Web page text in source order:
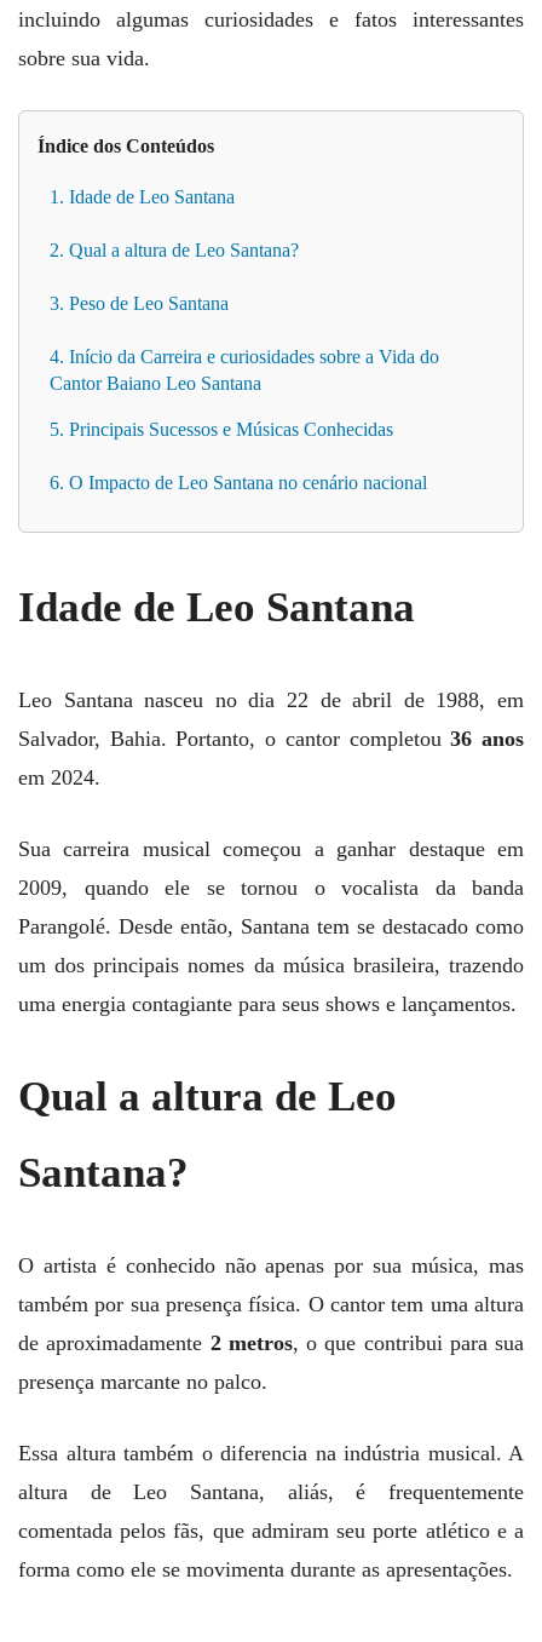
incluindo algumas curiosidades e fatos interessantes
sobre sua vida.
Índice dos Conteúdos
1. Idade de Leo Santana
2. Qual a altura de Leo Santana?
3. Peso de Leo Santana
4. Início da Carreira e curiosidades sobre a Vida do
Cantor Baiano Leo Santana
5. Principais Sucessos e Músicas Conhecidas
6. O Impacto de Leo Santana no cenário nacional
Idade de Leo Santana
Leo Santana nasceu no dia 22 de abril de 1988, em
Salvador, Bahia. Portanto, o cantor completou36 anos
em 2024.
Sua carreira musical começou a ganhar destaque em
2009, quando ele se tornou o vocalista da banda
Parangolé. Desde então, Santana tem se destacado como
um dos principais nomes da música brasileira, trazendo
uma energia contagiante para seus shows e lançamentos.
Qual a altura de Leo
Santana?
O artista é conhecido não apenas por sua música, mas
também por sua presença física. O cantor tem uma altura
de aproximadamente 2 metros, o que contribui para sua
presença marcante no palco.
Essa altura também o diferencia na indústria musical. A
altura de Leo Santana, aliás, é frequentemente
comentada pelos fãs, que admiram seu porte atlético e a
forma como ele se movimenta durante as apresentações.